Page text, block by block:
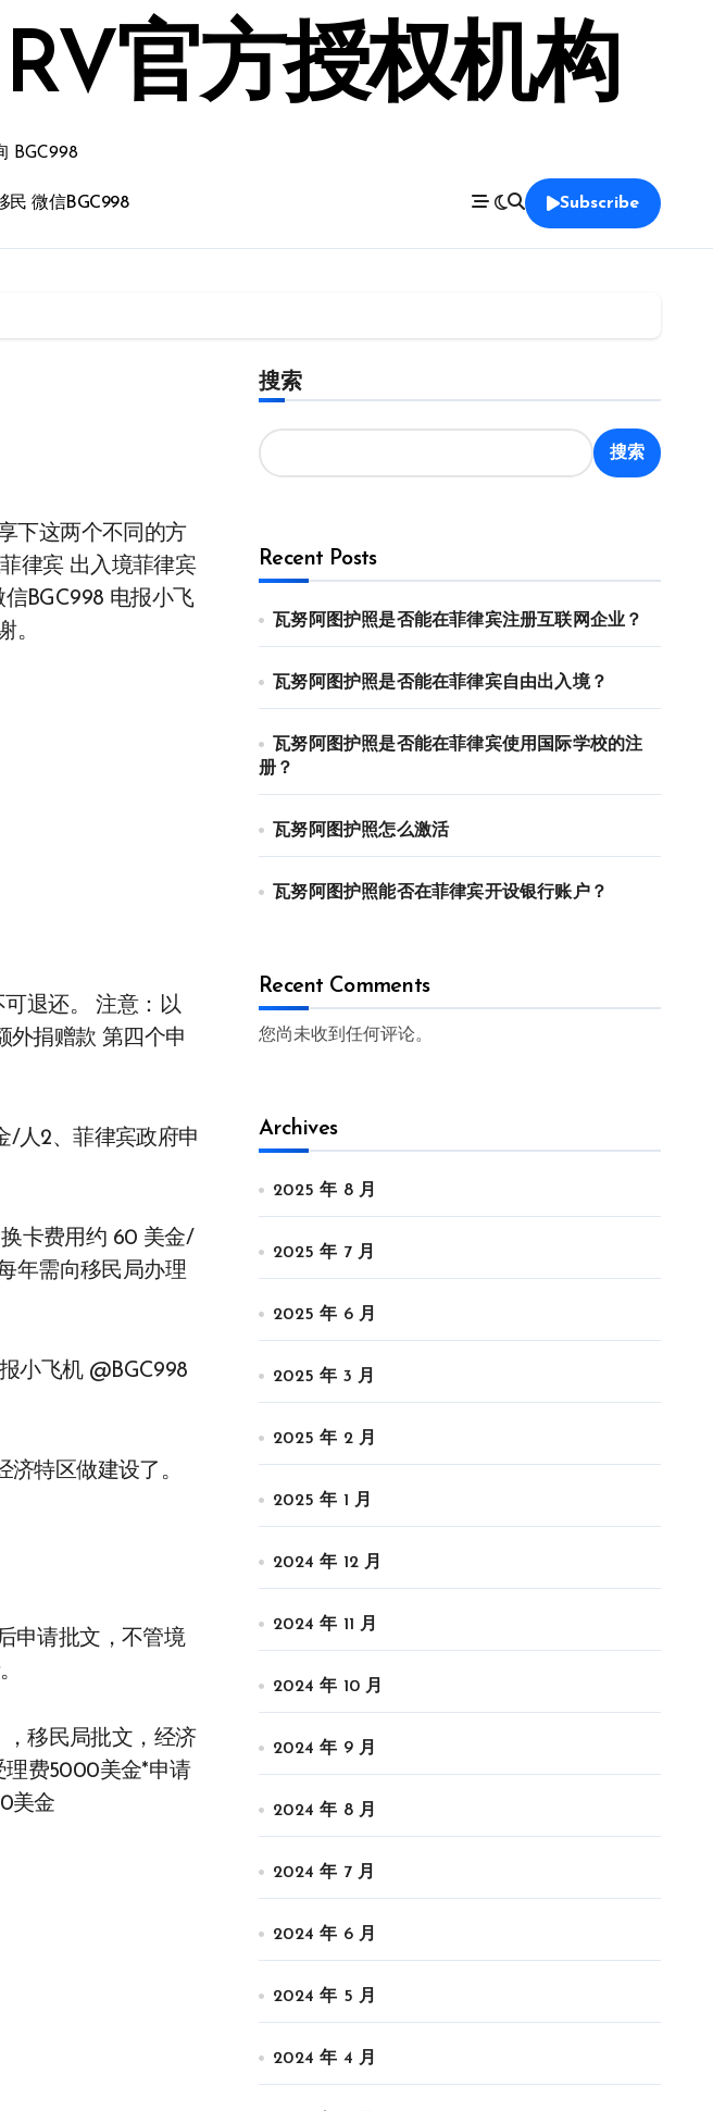
官方授权机构
BGC998
民 微信BGC998 Subscribe
律宾 出入境菲律宾
BGC998 电报小飞
。
退还。 注意：以
外捐赠款 第四个申
/人2、菲律宾政府申
卡费用约 60 美金/
年需向移民局办理
小飞机 @BGC998
特区做建设了。
申请批文，不管境
移民局批文，经济
理费5000美金*申请
美金
搜索
搜索
Recent Posts
瓦努阿图护照是否能在菲律宾注册互联网企业？
瓦努阿图护照是否能在菲律宾自由出入境？
瓦努阿图护照是否能在菲律宾使用国际学校的注
册？
瓦努阿图护照怎么激活
瓦努阿图护照能否在菲律宾开设银行账户？
Recent Comments
您尚未收到任何评论。
Archives
2025 年 8 月
2025 年 7 月
2025 年 6 月
2025 年 3 月
2025 年 2 月
2025 年 1 月
2024 年 12 月
2024 年 11 月
2024 年 10 月
2024 年 9 月
2024 年 8 月
2024 年 7 月
2024 年 6 月
2024 年 5 月
2024 年 4 月